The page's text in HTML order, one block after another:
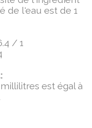
de l'eau est de 1
/ 1
est égal à